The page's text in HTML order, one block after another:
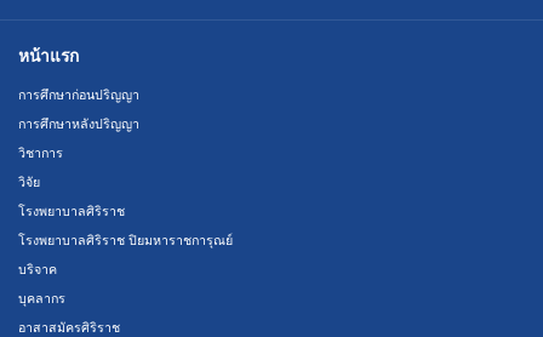
หน้าแรก
การศึกษาก่อนปริญญา
การศึกษาหลังปริญญา
วิชาการ
วิจัย
โรงพยาบาลศิริราช
โรงพยาบาลศิริราช ปิยมหาราชการุณย์
บริจาค
บุคลากร
อาสาสมัครศิริราช